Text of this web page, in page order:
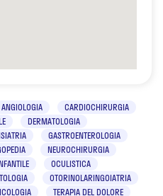
ANGIOLOGIA
CARDIOCHIRURGIA
DERMATOLOGIA
GASTROENTEROLOGIA
NEUROCHIRURGIA
OCULISTICA
OTORINOLARINGOIATRIA
TERAPIA DEL DOLORE